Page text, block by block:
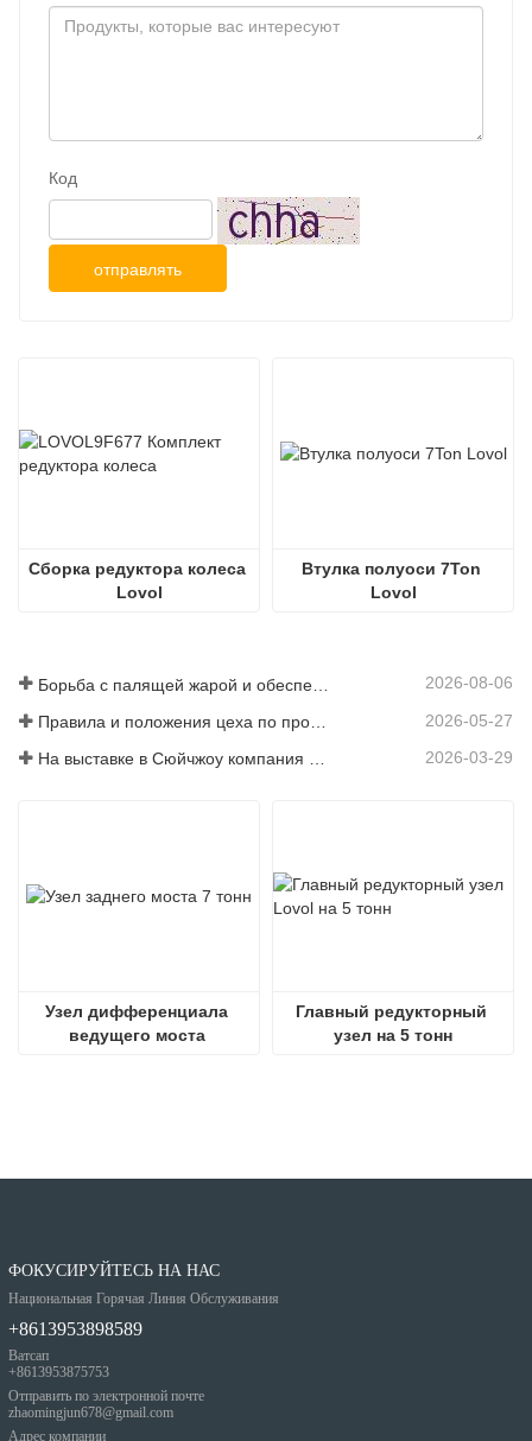
Код
отправлять
Сборка редуктора колеса
Lovol
Втулка полуоси 7Ton
Lovol
2026-08-06
2026-05-27
На выставке в Сюйчжоу компания Shandong Zhaokun Engineering Machinery Co., Ltd. продемонстрировала новые преимущества комплектующих для погрузчиков, основанные на принципе «преимущества поставщика». 2026-03-29
Узел дифференциала
ведущего моста
Главный редукторный
узел на 5 тонн
ФОКУСИРУЙТЕСЬ НА НАС
Национальная Горячая Линия Обслуживания
+8613953898589
Ватсап
+8613953875753
Отправить по электронной почте
zhaomingjun678@gmail.com
Адрес компании